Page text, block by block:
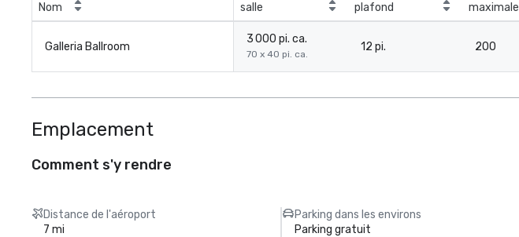
Nom
salle
plafond
maximale
Galleria Ballroom
3 000 pi. ca.
70 x 40 pi. ca.
12 pi. 200
Emplacement
Comment s'y rendre
Distance de l'aéroport
7 mi
Parking dans les environs
Parking gratuit